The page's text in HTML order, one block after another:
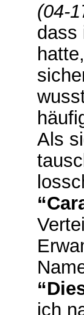
(04-
dass
Als
ich